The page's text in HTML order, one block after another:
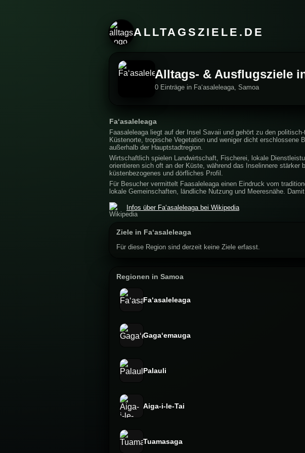
ALLTAGSZIELE.DE
Alltags- & Ausflugsziele
0 Einträge in Faʻasaleleaga, Samoa
Faʻasaleleaga
Faasaleleaga liegt auf der Insel Savaii und gehört zu den
Küstenorte, tropische Vegetation und weniger dicht
außerhalb der Hauptstadtregion.
Wirtschaftlich spielen Landwirtschaft, Fischerei, lokale
orientieren sich oft an der Küste, während das Inselinnere
küstenbezogenes und dörfliches Profil.
Für Besucher vermittelt Faasaleleaga einen Eindruck vom
lokale Gemeinschaften, ländliche Nutzung und Meeresnähe.
Infos über Faʻasaleleaga bei Wikipedia
Ziele in Faʻasaleleaga
Für diese Region sind derzeit keine Ziele erfasst.
Regionen in Samoa
Faʻasaleleaga
Gagaʻemauga
Palauli
Aiga-i-le-Tai
Tuamasaga